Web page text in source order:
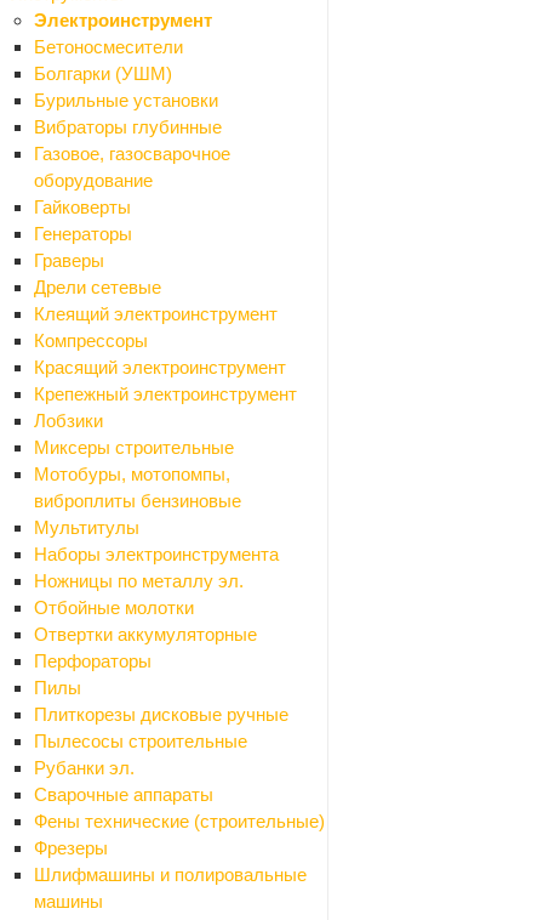
Электроинструмент
Бетоносмесители
Болгарки (УШМ)
Бурильные установки
Вибраторы глубинные
Газовое, газосварочное
оборудование
Гайковерты
Генераторы
Граверы
Дрели сетевые
Клеящий электроинструмент
Компрессоры
Красящий электроинструмент
Крепежный электроинструмент
Лобзики
Миксеры строительные
Мотобуры, мотопомпы,
виброплиты бензиновые
Мультитулы
Наборы электроинструмента
Ножницы по металлу эл.
Отбойные молотки
Отвертки аккумуляторные
Перфораторы
Пилы
Плиткорезы дисковые ручные
Пылесосы строительные
Рубанки эл.
Сварочные аппараты
Фены технические (строительные)
Фрезеры
Шлифмашины и полировальные
машины
Ваше имя
Телефон
Email
Вопрос*
Я согласен на
ОТПРАВИТЬ